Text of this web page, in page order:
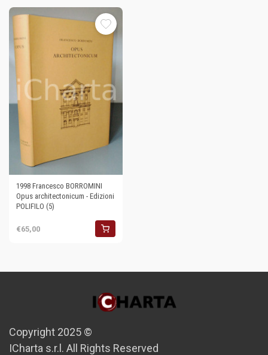
1998 Francesco BORROMINI
Opus architectonicum - Edizioni
POLIFILO (5)
€65,00
Copyright 2025 ©
ICharta s.r.l. All Rights Reserved